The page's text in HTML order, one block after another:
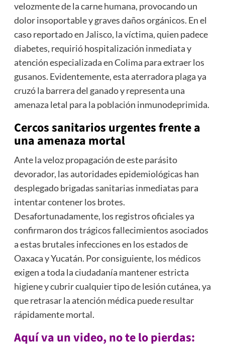
velozmente de la carne humana, provocando un
dolor insoportable y graves daños orgánicos. En el
caso reportado en Jalisco, la víctima, quien padece
diabetes, requirió hospitalización inmediata y
atención especializada en Colima para extraer los
gusanos. Evidentemente, esta aterradora plaga ya
cruzó la barrera del ganado y representa una
amenaza letal para la población inmunodeprimida.
Cercos sanitarios urgentes frente a
una amenaza mortal
Ante la veloz propagación de este parásito
devorador, las autoridades epidemiológicas han
desplegado brigadas sanitarias inmediatas para
intentar contener los brotes.
Desafortunadamente, los registros oficiales ya
confirmaron dos trágicos fallecimientos asociados
a estas brutales infecciones en los estados de
Oaxaca y Yucatán. Por consiguiente, los médicos
exigen a toda la ciudadanía mantener estricta
higiene y cubrir cualquier tipo de lesión cutánea, ya
que retrasar la atención médica puede resultar
rápidamente mortal.
Aquí va un video, no te lo pierdas: